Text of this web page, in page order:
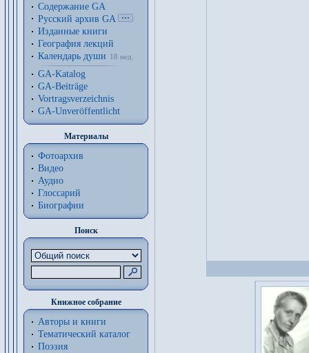
Содержание GA
Русский архив GA
Изданные книги
География лекций
Календарь души
18 нед.
GA-Katalog
GA-Beiträge
Vortragsverzeichnis
GA-Unveröffentlicht
Материалы
Фотоархив
Видео
Аудио
Глоссарий
Биографии
Поиск
Книжное собрание
Авторы и книги
Тематический каталог
Поэзия